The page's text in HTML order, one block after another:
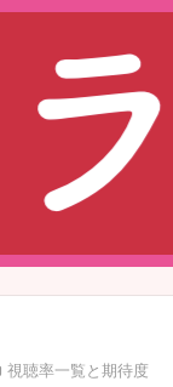
視聴率一覧と期待度